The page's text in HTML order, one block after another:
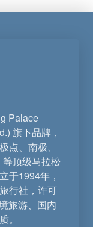
Palace
旗下品牌，
点、南极、
顶级马拉松
于1994年，
行社，许可
旅游、国内
。